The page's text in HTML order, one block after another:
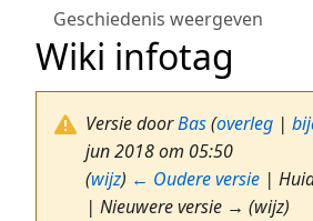
Geschiedenis weergeven
Wiki infotag
Versie doorBas(overleg |
jun 2018 om 05:50
(wijz) ← Oudere versie |
| Nieuwere versie → (wijz)